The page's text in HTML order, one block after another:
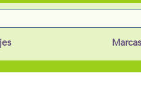
Marcas